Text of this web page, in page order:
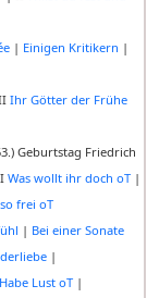
| Einigen Kritikern |
Ihr Götter der Frühe
Geburtstag Friedrich
Was wollt ihr doch oT|
frei oT
| Bei einer Sonate
|
Habe Lust oT|